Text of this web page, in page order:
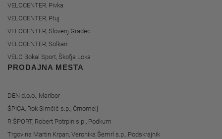
VELOCENTER, Pivka
VELOCENTER, Ptuj
VELOCENTER, Slovenj Gradec
VELOCENTER, Solkan
VELO Bokal Sport, Škofja Loka
PRODAJNA MESTA
DEN d.o.o., Maribor
ŠPICA, Rok Simčič s.p., Črnomelj
R ŠPORT, Robert Potrpin s.p., Podkum
Trgovina Martin Krpan, Veronika Šemrl s.p., Podskrajnik